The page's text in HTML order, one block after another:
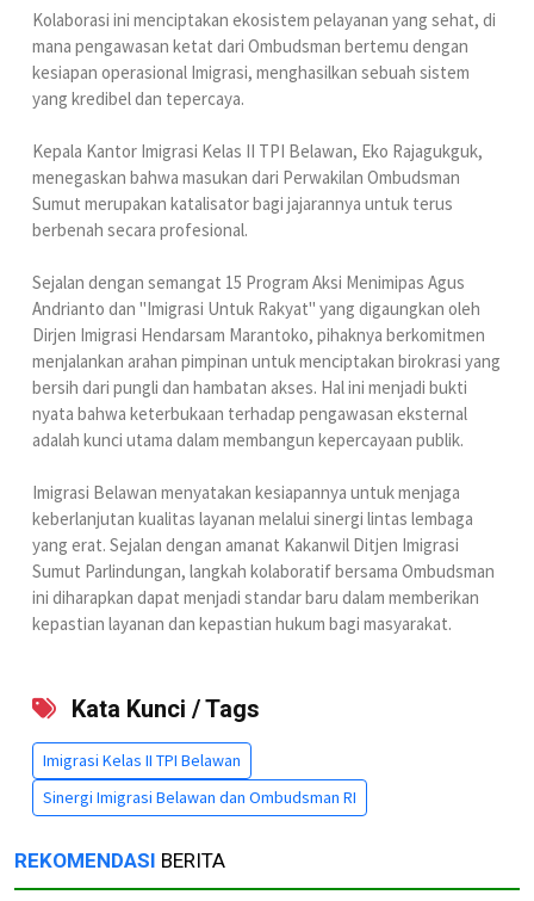
Kolaborasi ini menciptakan ekosistem pelayanan yang sehat, di
mana pengawasan ketat dari Ombudsman bertemu dengan
kesiapan operasional Imigrasi, menghasilkan sebuah sistem
yang kredibel dan tepercaya.
Kepala Kantor Imigrasi Kelas II TPI Belawan, Eko Rajagukguk,
menegaskan bahwa masukan dari Perwakilan Ombudsman
Sumut merupakan katalisator bagi jajarannya untuk terus
berbenah secara profesional.
Sejalan dengan semangat 15 Program Aksi Menimipas Agus
Andrianto dan "Imigrasi Untuk Rakyat" yang digaungkan oleh
Dirjen Imigrasi Hendarsam Marantoko, pihaknya berkomitmen
menjalankan arahan pimpinan untuk menciptakan birokrasi yang
bersih dari pungli dan hambatan akses. Hal ini menjadi bukti
nyata bahwa keterbukaan terhadap pengawasan eksternal
adalah kunci utama dalam membangun kepercayaan publik.
Imigrasi Belawan menyatakan kesiapannya untuk menjaga
keberlanjutan kualitas layanan melalui sinergi lintas lembaga
yang erat. Sejalan dengan amanat Kakanwil Ditjen Imigrasi
Sumut Parlindungan, langkah kolaboratif bersama Ombudsman
ini diharapkan dapat menjadi standar baru dalam memberikan
kepastian layanan dan kepastian hukum bagi masyarakat.
Kata Kunci / Tags
Imigrasi Kelas II TPI Belawan
Sinergi Imigrasi Belawan dan Ombudsman RI
REKOMENDASI BERITA